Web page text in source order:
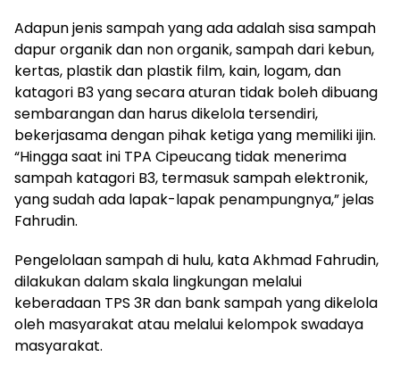
Adapun jenis sampah yang ada adalah sisa sampah
dapur organik dan non organik, sampah dari kebun,
kertas, plastik dan plastik film, kain, logam, dan
katagori B3 yang secara aturan tidak boleh dibuang
sembarangan dan harus dikelola tersendiri,
bekerjasama dengan pihak ketiga yang memiliki ijin.
“Hingga saat ini TPA Cipeucang tidak menerima
sampah katagori B3, termasuk sampah elektronik,
yang sudah ada lapak-lapak penampungnya,” jelas
Fahrudin.
Pengelolaan sampah di hulu, kata Akhmad Fahrudin,
dilakukan dalam skala lingkungan melalui
keberadaan TPS 3R dan bank sampah yang dikelola
oleh masyarakat atau melalui kelompok swadaya
masyarakat.